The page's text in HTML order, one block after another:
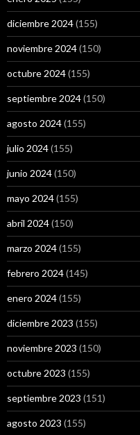
diciembre 2024(155)
noviembre 2024(150)
octubre 2024(155)
septiembre 2024(150)
agosto 2024(155)
julio 2024(155)
junio 2024(150)
mayo 2024(155)
abril 2024(150)
marzo 2024(155)
febrero 2024(145)
enero 2024(155)
diciembre 2023 (155)
noviembre 2023 (150)
octubre 2023 (155)
septiembre 2023 (151)
agosto 2023 (155)